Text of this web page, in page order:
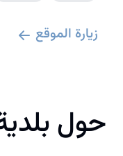
زيارة الموقع
حول